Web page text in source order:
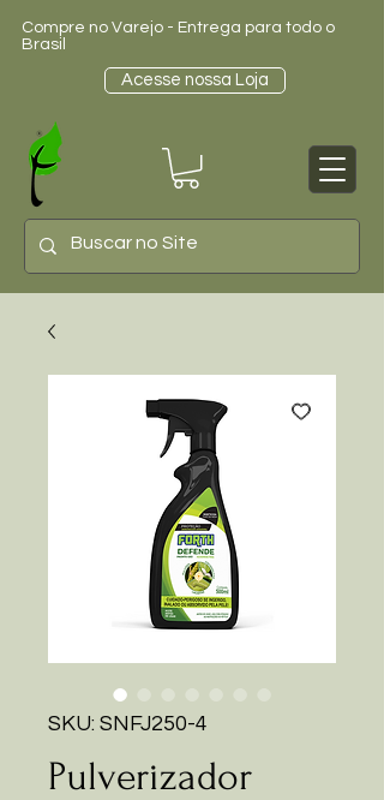
Compre no Varejo - Entrega para todo o
Brasil
Acesse nossa Loja
SKU: SNFJ250-4
Pulverizador